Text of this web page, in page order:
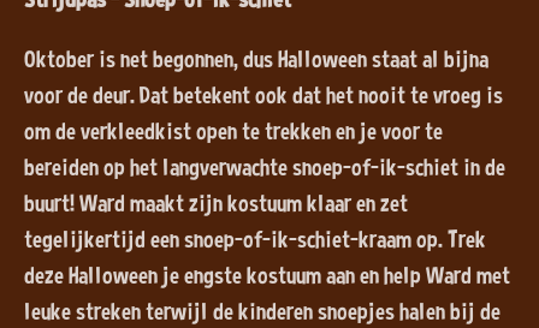
Oktober is net begonnen, dus Halloween staat al bijna
voor de deur. Dat betekent ook dat het nooit te vroeg is
om de verkleedkist open te trekken en je voor te
bereiden op het langverwachte snoep-of-ik-schiet in de
buurt! Ward maakt zijn kostuum klaar en zet
tegelijkertijd een snoep-of-ik-schiet-kraam op. Trek
deze Halloween je engste kostuum aan en help Ward met
leuke streken terwijl de kinderen snoepjes halen bij de